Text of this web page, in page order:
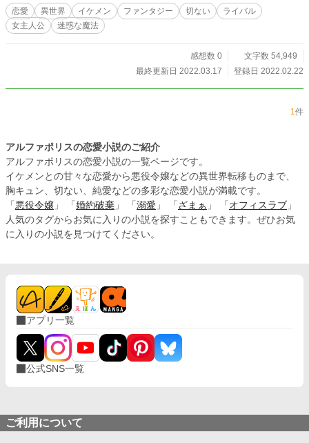
恋愛 異世界 イケメン ファンタジー 切ない
ライバル
女主人公
迷惑な魔法
感想数 0
文字数 54,949
最終更新日 2022.03.17
登録日 2022.02.22
1件
アルファポリスの恋愛小説のご紹介
アルファポリスの恋愛小説の一覧ページです。
イケメンとの甘々な恋愛から悪役令嬢などの異世界転移ものまで、
胸キュン、切ない、純愛などの多彩な恋愛小説が満載です。
「 悪役令嬢 」 「 婚約破棄 」 「 溺愛 」 「 ざまぁ 」 「 オフィスラブ 」
人気のタグからお気に入りの小説を探すこともできます。ぜひお気
に入りの小説を見つけてください。
アプリ一覧
公式SNS一覧
ご利用について